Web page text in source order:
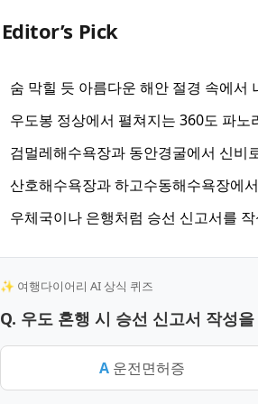
Editor’s Pick
숨 막힐 듯 아름다운 해안 절경 속에서
우도봉 정상에서 펼쳐지는 360도 파
검멀레해수욕장과 동안경굴에서 신비
산호해수욕장과 하고수동해수욕장에
우체국이나 은행처럼 승선 신고서를
✨ 여행다이어리 AI 상식 퀴즈
Q. 우도 혼행 시 승선 신고서 작성
A 운전면허증